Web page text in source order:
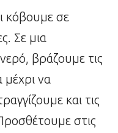
κόβουμε σε
Σε μια
βράζουμε τις
μέχρι να
και τις
στις